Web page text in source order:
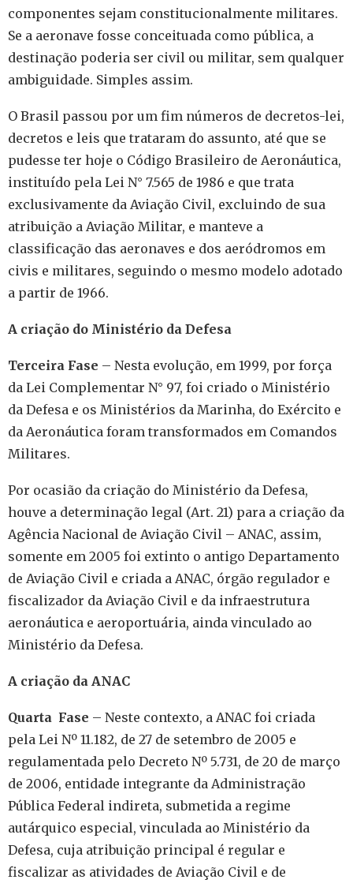
componentes sejam constitucionalmente militares.
Se a aeronave fosse conceituada como pública, a
destinação poderia ser civil ou militar, sem qualquer
ambiguidade. Simples assim.
O Brasil passou por um fim números de decretos-lei,
decretos e leis que trataram do assunto, até que se
pudesse ter hoje o Código Brasileiro de Aeronáutica,
instituído pela Lei N° 7.565 de 1986 e que trata
exclusivamente da Aviação Civil, excluindo de sua
atribuição a Aviação Militar, e manteve a
classificação das aeronaves e dos aeródromos em
civis e militares, seguindo o mesmo modelo adotado
a partir de 1966.
A criação do Ministério da Defesa
Terceira Fase – Nesta evolução, em 1999, por força
da Lei Complementar N° 97, foi criado o Ministério
da Defesa e os Ministérios da Marinha, do Exército e
da Aeronáutica foram transformados em Comandos
Militares.
Por ocasião da criação do Ministério da Defesa,
houve a determinação legal (Art. 21) para a criação da
Agência Nacional de Aviação Civil – ANAC, assim,
somente em 2005 foi extinto o antigo Departamento
de Aviação Civil e criada a ANAC, órgão regulador e
fiscalizador da Aviação Civil e da infraestrutura
aeronáutica e aeroportuária, ainda vinculado ao
Ministério da Defesa.
A criação da ANAC
Quarta Fase – Neste contexto, a ANAC foi criada
pela Lei Nº 11.182, de 27 de setembro de 2005 e
regulamentada pelo Decreto Nº 5.731, de 20 de março
de 2006, entidade integrante da Administração
Pública Federal indireta, submetida a regime
autárquico especial, vinculada ao Ministério da
Defesa, cuja atribuição principal é regular e
fiscalizar as atividades de Aviação Civil e de